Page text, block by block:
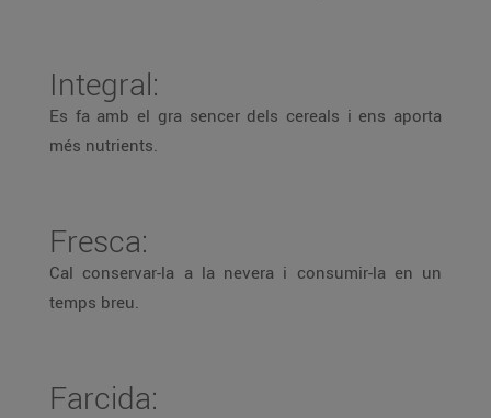
Integral:
Es fa amb el gra sencer dels cereals i ens aporta
més nutrients.
Fresca:
Cal conservar-la a la nevera i consumir-la en un
temps breu.
Farcida: